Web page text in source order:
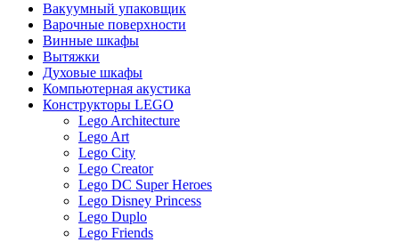
Вакуумный упаковщик
Варочные поверхности
Винные шкафы
Вытяжки
Духовые шкафы
Компьютерная акустика
Конструкторы LEGO
Lego Architecture
Lego Art
Lego City
Lego Creator
Lego DC Super Heroes
Lego Disney Princess
Lego Duplo
Lego Friends